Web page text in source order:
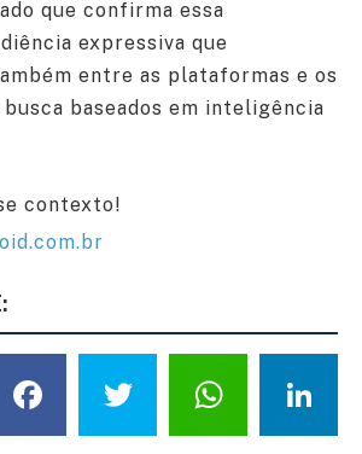
que confirma essa
expressiva que
entre as plataformas e os
busca baseados em inteligência
contexto!
Facebook
Twitter